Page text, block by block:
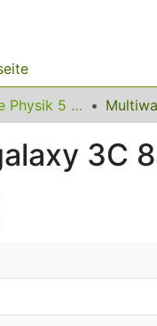
Experimentelle Physik 5 Astroteilchenphysik
3C